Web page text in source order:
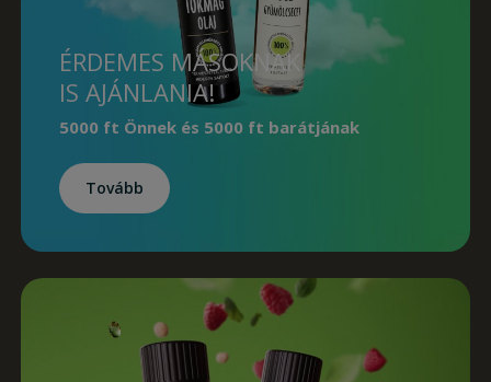
ÉRDEMES MÁSOKNAK
IS AJÁNLANIA!
5000 ft Önnek és 5000 ft barátjának
Tovább